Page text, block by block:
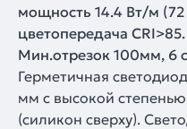
мощность 14.4 Вт/м (72
цветопередача
Мин.отрезок 100мм, 6
Герметичная
мм с высокой
(силикон сверху).